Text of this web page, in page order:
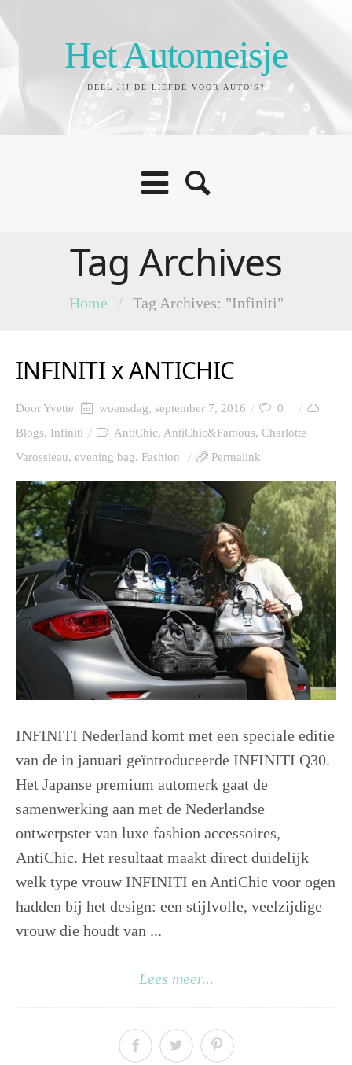
Het Automeisje
DEEL JIJ DE LIEFDE VOOR AUTO'S?
Tag Archives
Home / Tag Archives: "Infiniti"
INFINITI x ANTICHIC
DoorYvette woensdag, september 7, 2016
0
Blogs, Infiniti AntiChic, AntiChic&Famous, Charlotte
Varossieau, evening bag, Fashion Permalink
INFINITI Nederland komt met een speciale editie
van de in januari geïntroduceerde INFINITI Q30.
Het Japanse premium automerk gaat de
samenwerking aan met de Nederlandse
ontwerpster van luxe fashion accessoires,
AntiChic. Het resultaat maakt direct duidelijk
welk type vrouw INFINITI en AntiChic voor ogen
hadden bij het design: een stijlvolle, veelzijdige
vrouw die houdt van ...
Lees meer...